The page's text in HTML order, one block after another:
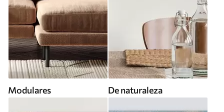
Modulares De naturaleza